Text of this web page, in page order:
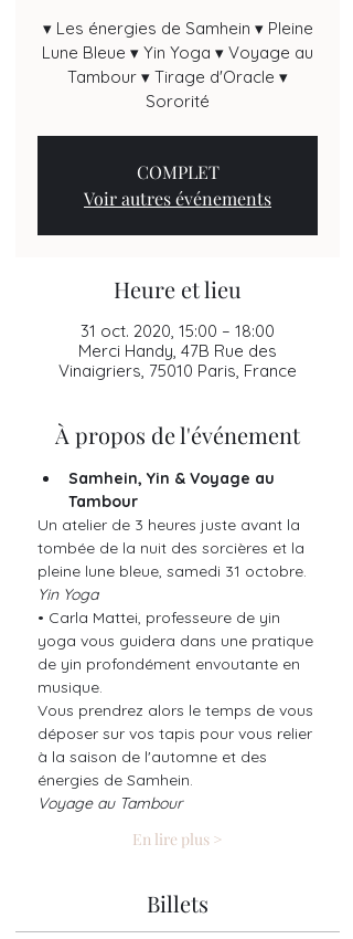
▾ Les énergies de Samhein ▾ Pleine
Lune Bleue ▾ Yin Yoga ▾ Voyage au
Tambour ▾ Tirage d'Oracle ▾
Sororité
COMPLET
Voir autres événements
Heure et lieu
31 oct. 2020, 15:00 – 18:00
Merci Handy, 47B Rue des
Vinaigriers, 75010 Paris, France
À propos de l'événement
Samhein, Yin & Voyage au
Tambour
Un atelier de 3 heures juste avant la
tombée de la nuit des sorcières et la
pleine lune bleue, samedi 31 octobre.
Yin Yoga
• Carla Mattei, professeure de yin
yoga vous guidera dans une pratique
de yin profondément envoutante en
musique.
Vous prendrez alors le temps de vous
déposer sur vos tapis pour vous relier
à la saison de l'automne et des
énergies de Samhein.
Voyage au Tambour
En lire plus >
Billets